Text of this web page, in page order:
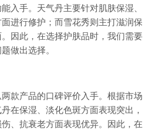
入手。天气丹主要针对肌肤保湿、
进行修护；而雪花秀则主打滋润保
因此，在选择护肤品时，我们需要
做出选择。
款产品的口碑评价入手。根据市场
在保湿、淡化色斑方面表现突出，
、抗衰老方面表现优异。因此，在